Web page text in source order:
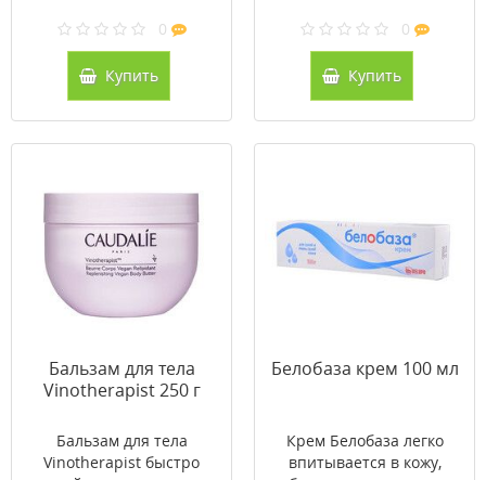
0
Купить
0
Купить
Бальзам для тела
Vinotherapist 250 г
Бальзам для тела
Vinotherapist быстро
Белобаза крем 100 мл
Крем Белобаза легко
впитывается в кожу,